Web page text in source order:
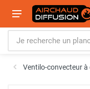
Ventilo-convecteur à